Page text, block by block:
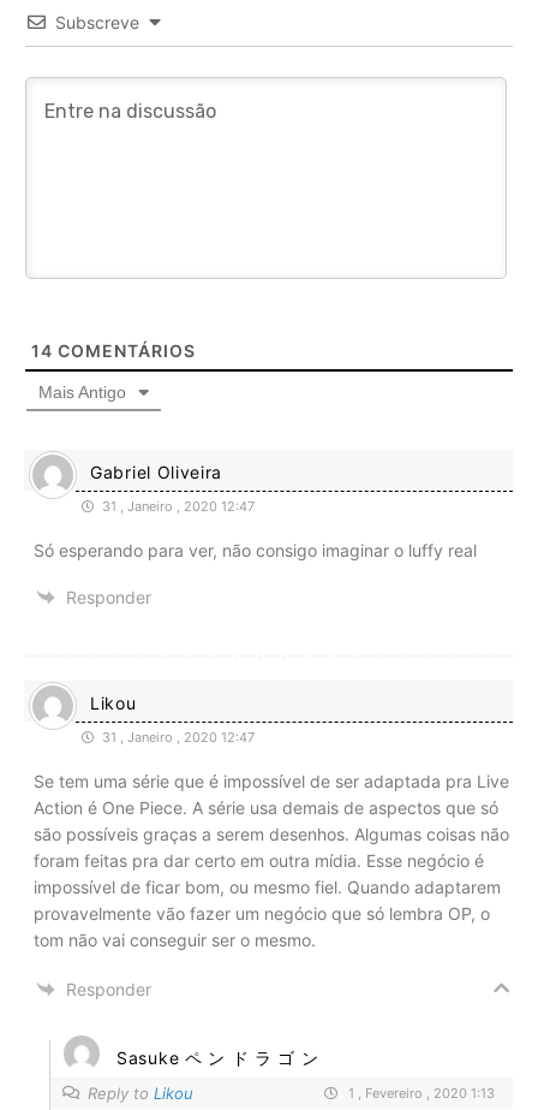
Subscreve
14 COMENTÁRIOS
Mais Antigo
Gabriel Oliveira
31 , Janeiro , 2020 12:47
Só esperando para ver, não consigo imaginar o luffy real
Responder
Likou
31 , Janeiro , 2020 12:47
Se tem uma série que é impossível de ser adaptada pra Live
Action é One Piece. A série usa demais de aspectos que só
são possíveis graças a serem desenhos. Algumas coisas não
foram feitas pra dar certo em outra mídia. Esse negócio é
impossível de ficar bom, ou mesmo fiel. Quando adaptarem
provavelmente vão fazer um negócio que só lembra OP, o
tom não vai conseguir ser o mesmo.
Responder
Sasuke ペ ン ド ラ ゴ ン
Reply to Likou 1 , Fevereiro , 2020 1:13